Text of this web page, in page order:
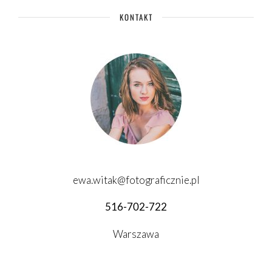
KONTAKT
ewa.witak@fotograficznie.pl
516-702-722
Warszawa